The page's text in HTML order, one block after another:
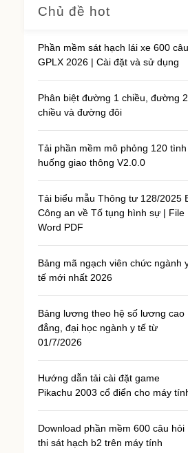
Chủ đề hot
Phần mềm sát hạch lái xe 600 câu
GPLX 2026 | Cài đặt và sử dụng
Phân biệt đường 1 chiều, đường 2
chiều và đường đôi
Tải phần mềm mô phỏng 120 tình
huống giao thông V2.0.0
Tải biểu mẫu Thông tư 128/2025
Công an về Tố tụng hình sự | File
Word PDF
Bảng mã ngạch viên chức ngành
tế mới nhất 2026
Bảng lương theo hệ số lương cao
đẳng, đại học ngành y tế từ
01/7/2026
Hướng dẫn tải cài đặt game
Pikachu 2003 cổ điển cho máy
Download phần mềm 600 câu hỏi
thi sát hạch b2 trên máy tính